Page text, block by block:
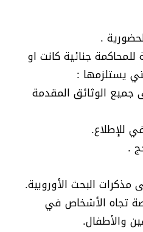
.
جنائية كانت او
يستلزمها :
جميع الوثائق المقدمة
للإطلاع.
.
البحث الأوروبية.
تجاه الأشخاص في
والأطفال.